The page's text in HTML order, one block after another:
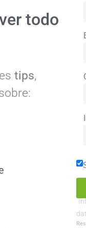
todo
tips,